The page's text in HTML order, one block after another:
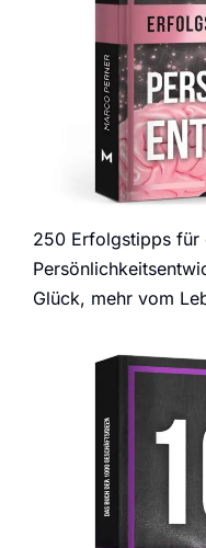
250 Erfolgstipps für
Glück, mehr vom